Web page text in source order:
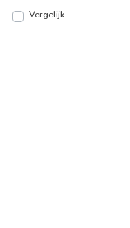
Vergelijk